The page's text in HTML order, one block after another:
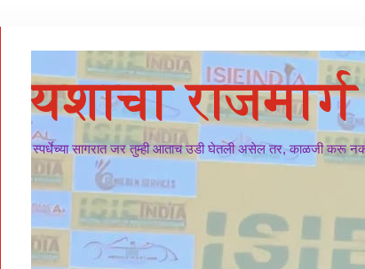
यशाचा राजमार्ग
स्पर्धेच्या सागरात जर तुम्ही आताच उडी घेतली असेल तर, काळजी करू